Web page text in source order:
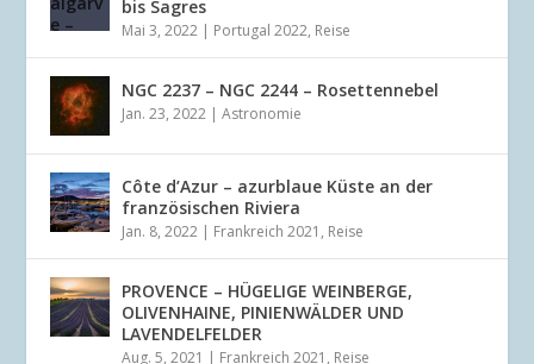
bis Sagres
Mai 3, 2022 | Portugal 2022, Reise
NGC 2237 – NGC 2244 – Rosettennebel
Jan. 23, 2022 |Astronomie
Côte d’Azur – azurblaue Küste an der
französischen Riviera
Jan. 8, 2022 | Frankreich 2021 , Reise
PROVENCE – HÜGELIGE WEINBERGE,
OLIVENHAINE, PINIENWÄLDER UND
LAVENDELFELDER
Aug. 5, 2021 | Frankreich 2021 , Reise